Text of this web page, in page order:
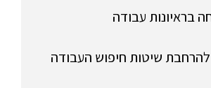
בראיונות עבודה
להרחבת שיטות חיפוש העבודה